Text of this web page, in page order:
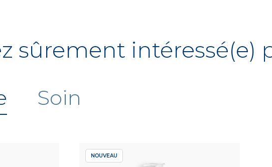
sûrement intéressé(e)
Soin
NOUVEAU